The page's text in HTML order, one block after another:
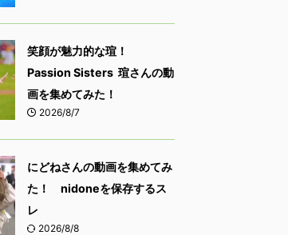
笑顔が魅力的な瑄！
Passion Sisters 瑄さんの動
画を集めてみた！
2026/8/7
にどねさんの動画を集めてみ
た！ nidoneを保存するス
レ
2026/8/8